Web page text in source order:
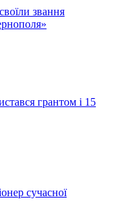
звання
грантом і 15
сучасної